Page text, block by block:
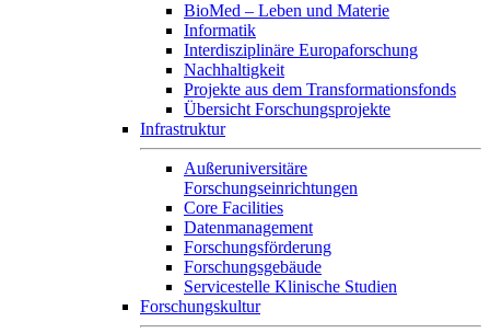
BioMed – Leben und Materie
Informatik
Interdisziplinäre Europaforschung
Nachhaltigkeit
Projekte aus dem Transformationsfonds
Übersicht Forschungsprojekte
Infrastruktur
Außeruniversitäre
Forschungseinrichtungen
Core Facilities
Datenmanagement
Forschungsförderung
Forschungsgebäude
Servicestelle Klinische Studien
Forschungskultur